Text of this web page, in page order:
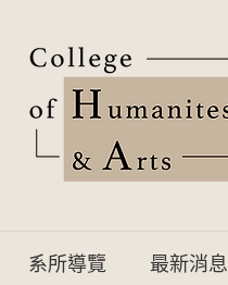
系所導覽 最新消息